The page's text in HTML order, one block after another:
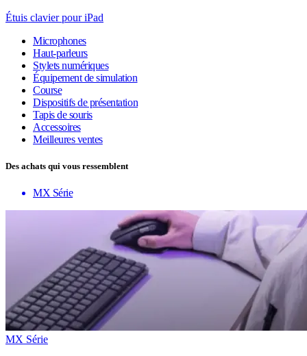
Étuis clavier pour iPad
Microphones
Haut-parleurs
Stylets numériques
Équipement de simulation
Course
Dispositifs de présentation
Tapis de souris
Accessoires
Meilleures ventes
Des achats qui vous ressemblent
MX Série
MX Série